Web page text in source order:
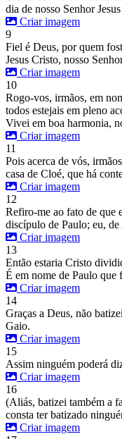
dia de nosso Senhor
Criar imagem
9
Fiel é Deus, por quem
Jesus Cristo, nosso
Criar imagem
10
Rogo-vos, irmãos, em
todos estejais em pleno
Vivei em boa harmonia,
Criar imagem
11
Pois acerca de vós,
casa de Cloé, que há
Criar imagem
12
Refiro-me ao fato de que
discípulo de Paulo; eu,
Criar imagem
13
Então estaria Cristo
É em nome de Paulo que
Criar imagem
14
Graças a Deus, não
Gaio.
Criar imagem
15
Assim ninguém poderá
Criar imagem
16
(Aliás, batizei também a
consta ter batizado
Criar imagem